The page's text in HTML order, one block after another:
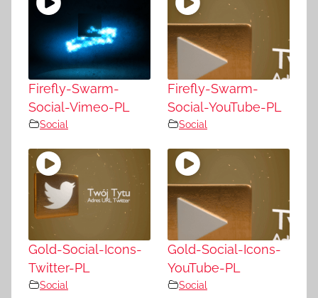
Firefly-Swarm-
Social-Vimeo-PL
Social
Firefly-Swarm-
Social-YouTube-PL
Social
Gold-Social-Icons-
Twitter-PL
Social
Gold-Social-Icons-
YouTube-PL
Social